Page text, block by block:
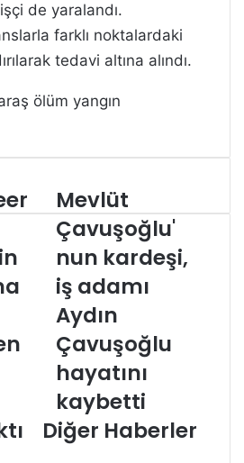
de yaralandı.
farklı noktalardaki
tedavi altına alındı.
ölüm yangın
Mevlüt
Çavuşoğlu'
nun kardeşi,
iş adamı
Aydın
Çavuşoğlu
hayatını
kaybetti
Diğer Haberler